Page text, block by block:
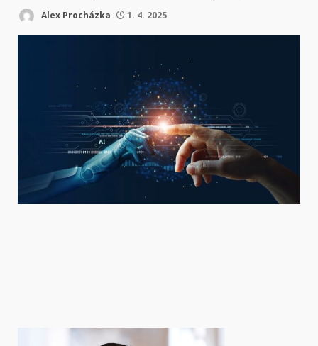
Alex Procházka 1. 4. 2025